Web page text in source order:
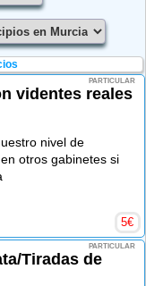
PARTICULAR
videntes reales
nivel de
otros gabinetes si
5€
PARTICULAR
Tiradas de